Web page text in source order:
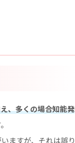
、多くの場合知能発
ますが、それは誤り